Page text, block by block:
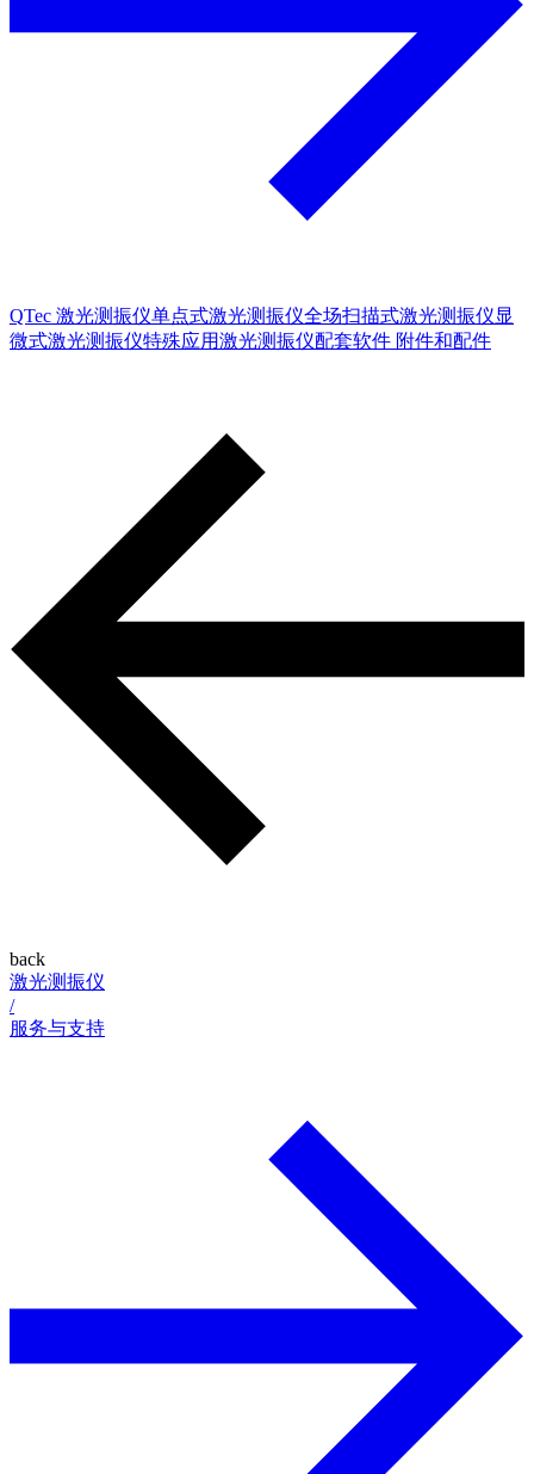
QTec 激光测振仪单点式激光测振仪全场扫描式激光测振仪显
微式激光测振仪特殊应用激光测振仪配套软件 附件和配件
back
激光测振仪
/
服务与支持